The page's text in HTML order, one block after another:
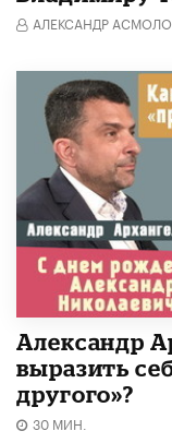
АЛЕКСАНДР
Александр
выразить
другого»?
30 МИН.